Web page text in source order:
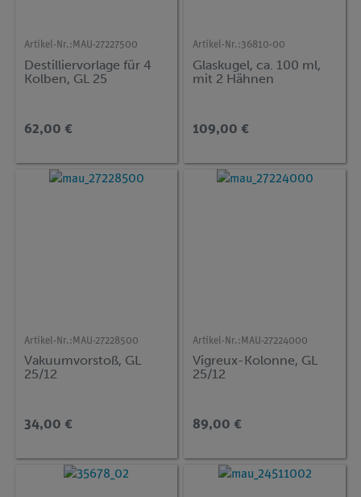
Artikel-Nr.: MAU-27227500
Destilliervorlage für 4
Kolben, GL 25
62,00 €
Artikel-Nr.:36810-00
Glaskugel, ca. 100 ml,
mit 2 Hähnen
109,00 €
Artikel-Nr.: MAU-27228500
Vakuumvorstoß, GL
25/12
34,00 €
Artikel-Nr.: MAU-27224000
Vigreux-Kolonne, GL
25/12
89,00 €